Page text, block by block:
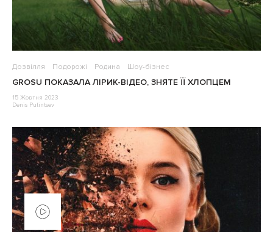
Дозвілля Подорожі Родина Шоу-бізнес
GROSU ПОКАЗАЛА ЛІРИК-ВІДЕО, ЗНЯТЕ ЇЇ ХЛОПЦЕМ
15 Жовтня 2023
Denis Putintsev